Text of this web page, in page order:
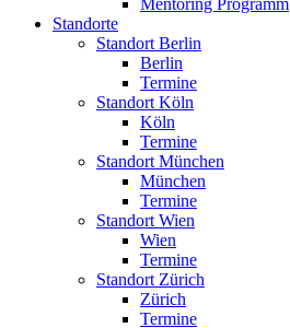
Mentoring Programm
Standorte
Standort Berlin
Berlin
Termine
Standort Köln
Köln
Termine
Standort München
München
Termine
Standort Wien
Wien
Termine
Standort Zürich
Zürich
Termine